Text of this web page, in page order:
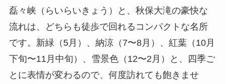
磊々峡（らいらいきょう）と、秋保大滝の豪快な
流れは、どちらも徒歩で回れるコンパクトな名所
です。新緑（5月）、納涼（7〜8月）、紅葉（10月
下旬〜11月中旬）、雪景色（12〜2月）と、四季ご
とに表情が変わるので、何度訪れても飽きませ